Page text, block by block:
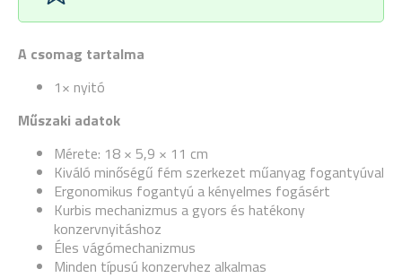
A csomag tartalma
1× nyitó
Műszaki adatok
Mérete: 18 × 5,9 × 11 cm
Kiváló minőségű fém szerkezet műanyag fogantyúval
Ergonomikus fogantyú a kényelmes fogásért
Kurbis mechanizmus a gyors és hatékony
konzervnyitáshoz
Éles vágómechanizmus
Minden típusú konzervhez alkalmas